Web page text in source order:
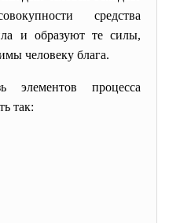
средства
и образуют те силы,
человеку блага.
элементов процесса
так: